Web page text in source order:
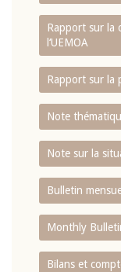
Rapport sur la
l‘UEMOA
Rapport sur la
Note
Note sur la
Bulletin
Monthly
Bilans et